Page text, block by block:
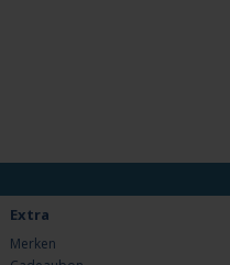
Extra
Merken